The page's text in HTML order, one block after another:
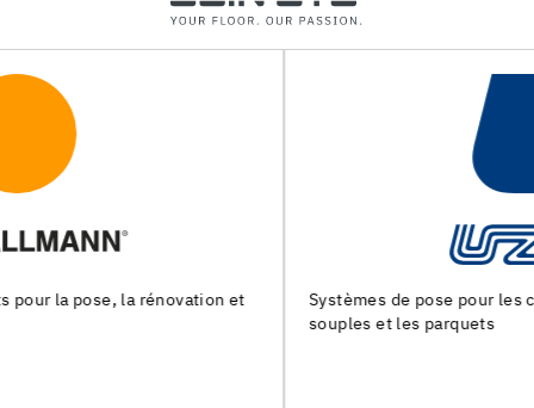
Systèmes de pose pour les chapes, les revêtements de sols